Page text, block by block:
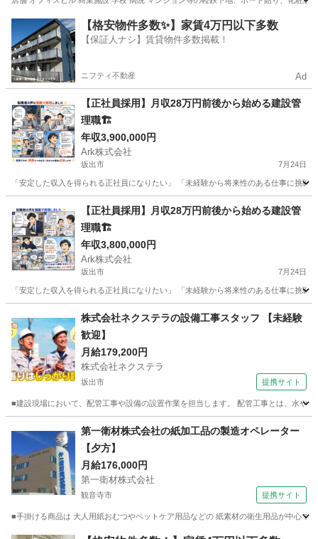
高松市 香西駅 内装職人 軽鉄
【格安物件多数✨】家賃4万円以下多数
【保証人ナシ】賃貸物件多数掲載！
ニフティ不動産 Ad
【正社員採用】月収28万円前後から始める建設管
理職🏗️
年収3,900,000円
Ark株式会社
坂出市 7月24日
「安定した収入を得られる正社員になりたい」 「未経験から将来性のある仕事に挑
施工管理 業務
【正社員採用】月収28万円前後から始める建設管
理職🏗️
年収3,800,000円
Ark株式会社
坂出市 7月24日
「安定した収入を得られる正社員になりたい」 「未経験から将来性のある仕事に挑
施工管理
株式会社ネクステラの設備工事スタッフ 【未経験
歓迎】
月給179,200円
株式会社ネクステラ
坂出市 提携サイト
■建設現場において、配管工事や設備の設置作業を担当します。 配管工事とは、水や
施工管理
第一衛材株式会社の紙加工品の製造オペレーター
【夕方】
月給176,000円
第一衛材株式会社
観音寺市 提携サイト
■手掛ける商品は 大人用紙おむつやペットケア用品などの 紙素材の衛生用品が中心